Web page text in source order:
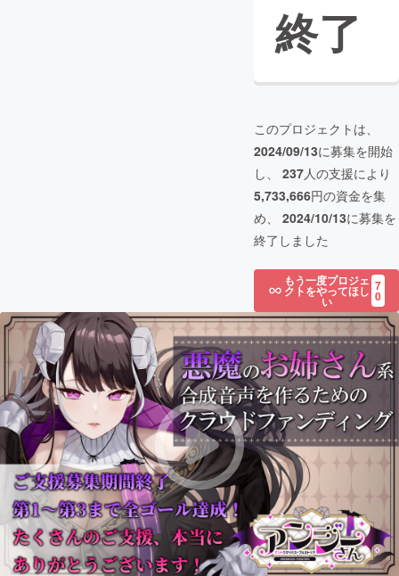
終了
このプロジェクトは、
2024/09/13に募集を開始
し、 237人の支援により
5,733,666円の資金を集
め、 2024/10/13に募集を
終了しました
もう一度プロジェ
クトをやってほし
い
7
0